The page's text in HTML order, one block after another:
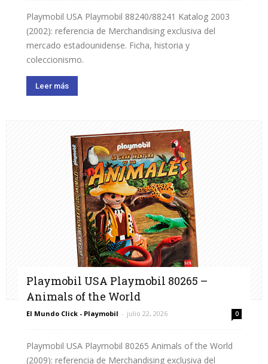
Playmobil USA Playmobil 88240/88241 Katalog 2003
(2002): referencia de Merchandising exclusiva del
mercado estadounidense. Ficha, historia y
coleccionismo.
Leer más
Playmobil USA Playmobil 80265 –
Animals of the World
El Mundo Click - Playmobil - julio 22, 2026 0
Playmobil USA Playmobil 80265 Animals of the World
(2009): referencia de Merchandising exclusiva del